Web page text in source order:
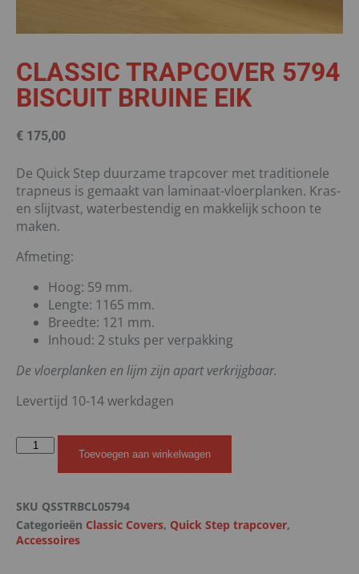
CLASSIC TRAPCOVER 5794
BISCUIT BRUINE EIK
€ 175,00
De Quick Step duurzame trapcover met traditionele
trapneus is gemaakt van laminaat-vloerplanken. Kras-
en slijtvast, waterbestendig en makkelijk schoon te
maken.
Afmeting:
Hoog: 59 mm.
Lengte: 1165 mm.
Breedte: 121 mm.
Inhoud: 2 stuks per verpakking
De vloerplanken en lijm zijn apart verkrijgbaar.
Levertijd 10-14 werkdagen
Toevoegen aan winkelwagen
SKU QSSTRBCL05794
Categorieën Classic Covers, Quick Step trapcover,
Accessoires